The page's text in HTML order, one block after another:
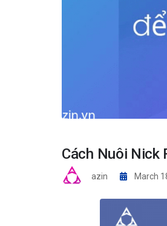
Cách Nuôi Nick
azin March